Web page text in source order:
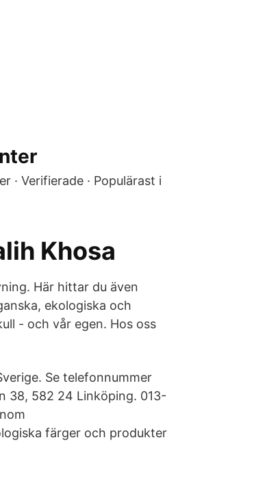
· Verifierade · Populärast i
Khosa
Här hittar du även
ekologiska och
- och vår egen. Hos oss
Se telefonnummer
38, 582 24 Linköping. 013-
färger och produkter